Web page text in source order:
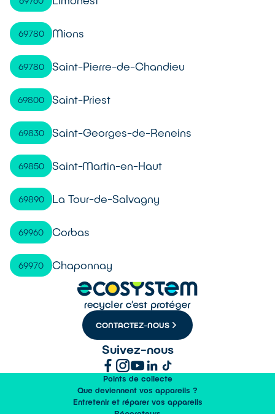
69780 Mions
69780 Saint-Pierre-de-Chandieu
69800 Saint-Priest
69830 Saint-Georges-de-Reneins
69850 Saint-Martin-en-Haut
69890 La Tour-de-Salvagny
69960 Corbas
69970 Chaponnay
CONTACTEZ-NOUS
Suivez-nous
Points de collecte
Que deviennent vos appareils ?
Entretenir et réparer vos appareils